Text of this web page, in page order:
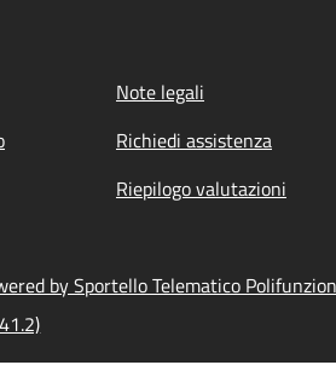
Note legali
Richiedi assistenza
Riepilogo valutazioni
by Sportello Telematico